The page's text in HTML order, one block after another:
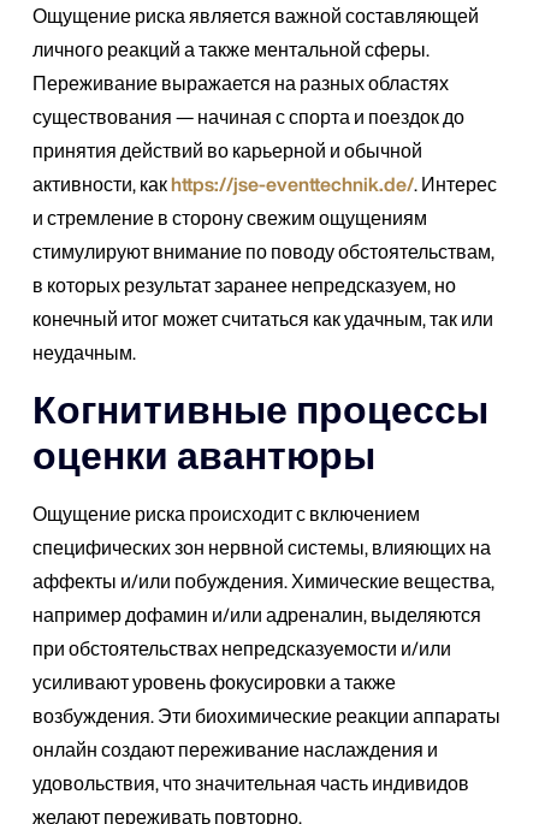
Ощущение риска является важной составляющей
личного реакций а также ментальной сферы.
Переживание выражается на разных областях
существования — начиная с спорта и поездок до
принятия действий во карьерной и обычной
активности, как https://jse-eventtechnik.de/ . Интерес
и стремление в сторону свежим ощущениям
стимулируют внимание по поводу обстоятельствам,
в которых результат заранее непредсказуем, но
конечный итог может считаться как удачным, так или
неудачным.
Когнитивные процессы
оценки авантюры
Ощущение риска происходит с включением
специфических зон нервной системы, влияющих на
аффекты и/или побуждения. Химические вещества,
например дофамин и/или адреналин, выделяются
при обстоятельствах непредсказуемости и/или
усиливают уровень фокусировки а также
возбуждения. Эти биохимические реакции аппараты
онлайн создают переживание наслаждения и
удовольствия, что значительная часть индивидов
желают переживать повторно.